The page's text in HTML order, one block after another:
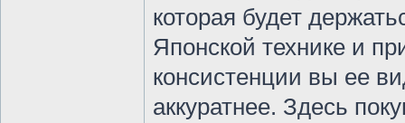
которая будет
Японской технике и
консистенции вы ее
аккуратнее. Здесь